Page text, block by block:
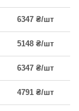
6347 ₴/шт
5148 ₴/шт
6347 ₴/шт
4791 ₴/шт